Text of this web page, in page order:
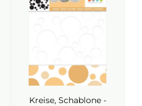
Kreise, Schablone -